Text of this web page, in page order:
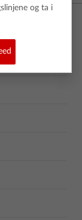
Incorporated.
og ta i